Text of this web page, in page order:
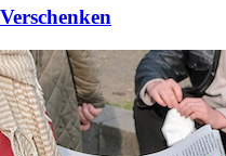
Verschenken